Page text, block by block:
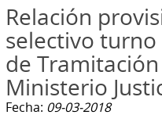
Relación
selectivo
de
Ministerio
Fecha: 09-03-2018